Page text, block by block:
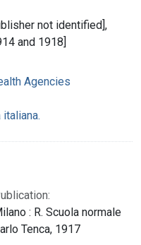
not identified],
and 1918]
Agencies
: R. Scuola normale
Tenca, 1917